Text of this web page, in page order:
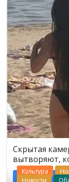
Скрытая
вытворяют,
Культура